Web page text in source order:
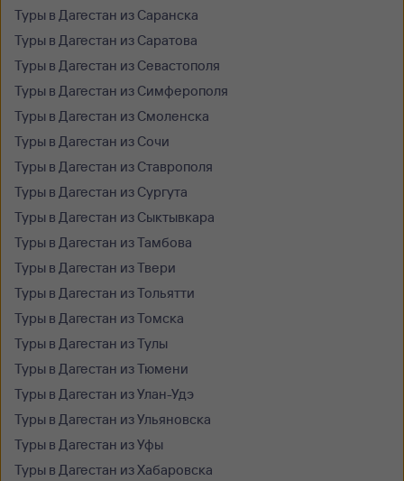
Туры в Дагестан из Саранска
Туры в Дагестан из Саратова
Туры в Дагестан из Севастополя
Туры в Дагестан из Симферополя
Туры в Дагестан из Смоленска
Туры в Дагестан из Сочи
Туры в Дагестан из Ставрополя
Туры в Дагестан из Сургута
Туры в Дагестан из Сыктывкара
Туры в Дагестан из Тамбова
Туры в Дагестан из Твери
Туры в Дагестан из Тольятти
Туры в Дагестан из Томска
Туры в Дагестан из Тулы
Туры в Дагестан из Тюмени
Туры в Дагестан из Улан-Удэ
Туры в Дагестан из Ульяновска
Туры в Дагестан из Уфы
Туры в Дагестан из Хабаровска